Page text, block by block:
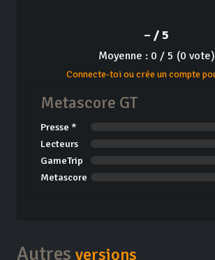
– / 5
Moyenne : 0 / 5 (0 vote)
Connecte-toi ou crée un compte
Metascore GT
Presse *
Lecteurs
GameTrip
Metascore
Autres versions